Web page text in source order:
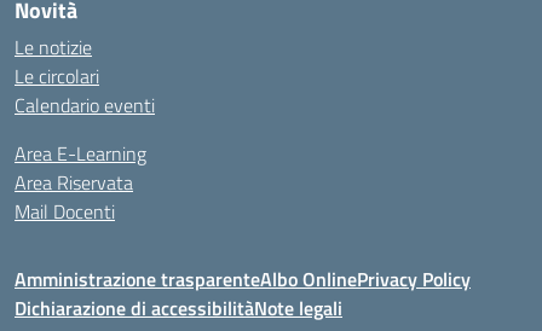
Novità
Le notizie
Le circolari
Calendario eventi
Area E-Learning
Area Riservata
Mail Docenti
Amministrazione trasparenteAlbo OnlinePrivacy Policy
Dichiarazione di accessibilitàNote legali